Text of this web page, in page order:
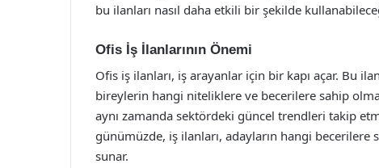
bu ilanları nasıl daha etkili bir şekilde
Ofis İş İlanlarının Önemi
Ofis iş ilanları, iş arayanlar için bir kapı açar. Bu
bireylerin hangi niteliklere ve becerilere sahip
aynı zamanda sektördeki güncel trendleri takip
günümüzde, iş ilanları, adayların hangi
sunar.